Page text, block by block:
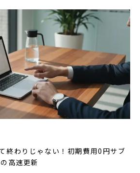
終わりじゃない！初期費用0円サブ
高速更新